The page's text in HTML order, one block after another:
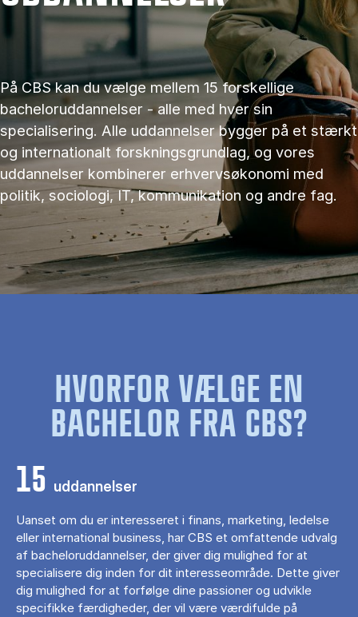
På CBS kan du vælge mellem 15 forskellige
bacheloruddannelser - alle med hver sin
specialisering. Alle uddannelser bygger på et stærkt
og internationalt forskningsgrundlag, og vores
uddannelser kombinerer erhvervsøkonomi med
politik, sociologi, IT, kommunikation og andre fag.
HVORFOR VÆLGE EN
BACHELOR FRA CBS?
15 uddannelser
Uanset om du er interesseret i finans, marketing, ledelse
eller international business, har CBS et omfattende udvalg
af bacheloruddannelser, der giver dig mulighed for at
specialisere dig inden for dit interesseområde. Dette giver
dig mulighed for at forfølge dine passioner og udvikle
specifikke færdigheder, der vil være værdifulde på